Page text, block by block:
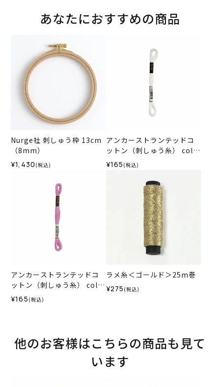
あなたにおすすめの商品
Nurge社 刺しゅう枠 13cm
（8mm）
¥1,430 (税込)
アンカーストランテッドコ
ットン（刺しゅう糸） col.0
1
¥165 (税込)
アンカーストランテッドコ
ットン（刺しゅう糸） col.9
6
¥165 (税込)
ラメ糸＜ゴールド＞25m巻
¥275 (税込)
他のお客様はこちらの商品も見て
います